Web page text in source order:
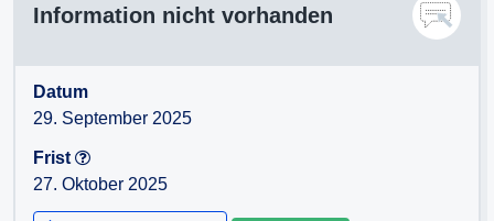
im Berufssport – erfolgreich weiterverfolgen.
Zur objektiven Prüfung dieser Fragestellung ersuchen wir
um Ihre Unterstützung und Stellungnahme zu
nachfolgendem Fragenkatalog. Ziel ist es, Stärken und
Schwächen der derzeitigen Strukturen zu identifizieren
verbesserte duale Karriereförderung aufzuzeigen.
Fragenkatalog:
Information nicht vorhanden
Datum
29. September 2025
Frist
27. Oktober 2025